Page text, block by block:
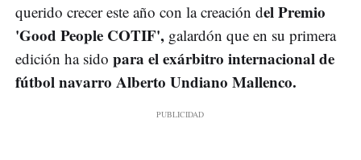
querido crecer este año con la creación del Premio
'Good People COTIF', galardón que en su primera
edición ha sido para el exárbitro internacional de
fútbol navarro Alberto Undiano Mallenco.